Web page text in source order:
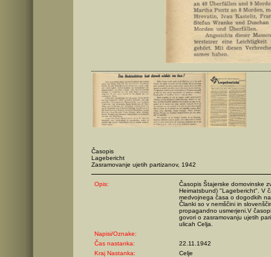
Časopis
Lagebericht
Zasramovanje ujetih partizanov, 1942
Opis:
Časopis Štajerske domovinske
Heimatsbund) "Lagebericht". V
medvojnega časa o dogodkih
Članki so v nemščini in
propagandno usmerjeni.V
govori o zasramovanju ujetih
ulicah Celja.
Napisi/Oznake:
Čas nastanka:
22.11.1942
Kraj Nastanka:
Celje